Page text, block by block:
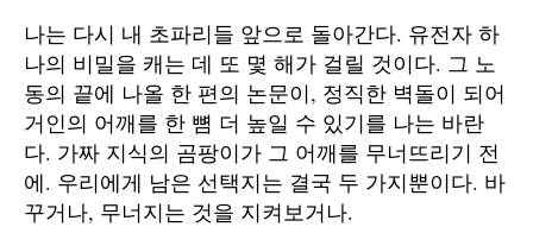
나는 다시 내 초파리들 앞으로 돌아간다. 유전자 하
나의 비밀을 캐는 데 또 몇 해가 걸릴 것이다. 그 노
동의 끝에 나올 한 편의 논문이, 정직한 벽돌이 되어
거인의 어깨를 한 뼘 더 높일 수 있기를 나는 바란
다. 가짜 지식의 곰팡이가 그 어깨를 무너뜨리기 전
에. 우리에게 남은 선택지는 결국 두 가지뿐이다. 바
꾸거나, 무너지는 것을 지켜보거나.